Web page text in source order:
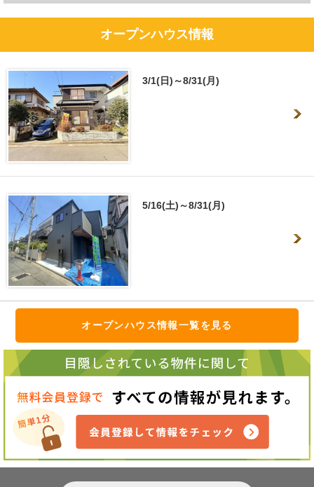
オープンハウス情報
3/1(日)～8/31(月)
5/16(土)～8/31(月)
オープンハウス情報一覧を見る